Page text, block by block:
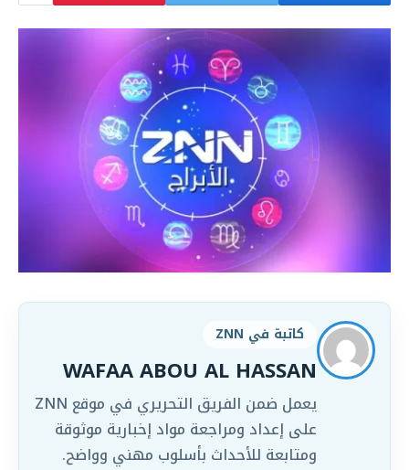
كاتبة في ZNN
WAFAA ABOU AL HASSAN
يعمل ضمن الفريق التحريري في موقع ZNN
على إعداد ومراجعة مواد إخبارية موثوقة
ومتابعة للأحداث بأسلوب مهني وواضح.